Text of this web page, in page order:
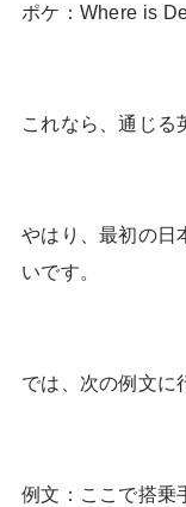
ポケ：Where is
これなら、通じる
やはり、最初の日
いです。
では、次の例文に
例文：ここで搭乗